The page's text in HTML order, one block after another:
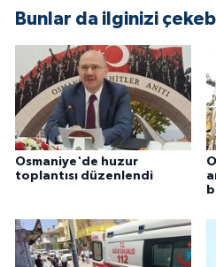
Bunlar da ilginizi
Osmaniye'de huzur
toplantısı düzenlendi